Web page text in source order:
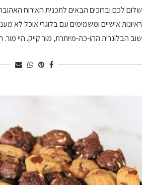
שלום לכם וברוכים הבאים לתכנית האירוח
ראיונות אישיים ומשמימים עם בלוגרי אוכל לא
שוב הבלוגרית ההו-כה-מיותרת, מור קייק. היי מור.